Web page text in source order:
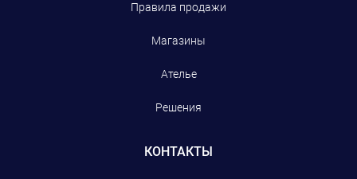
Правила продажи
Магазины
Ателье
Решения
КОНТАКТЫ